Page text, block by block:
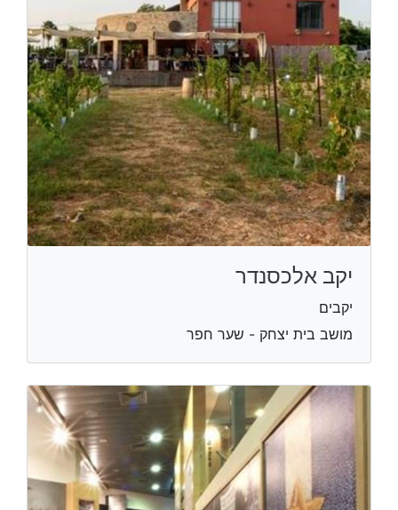
יקב אלכסנדר
יקבים
מושב בית יצחק - שער חפר